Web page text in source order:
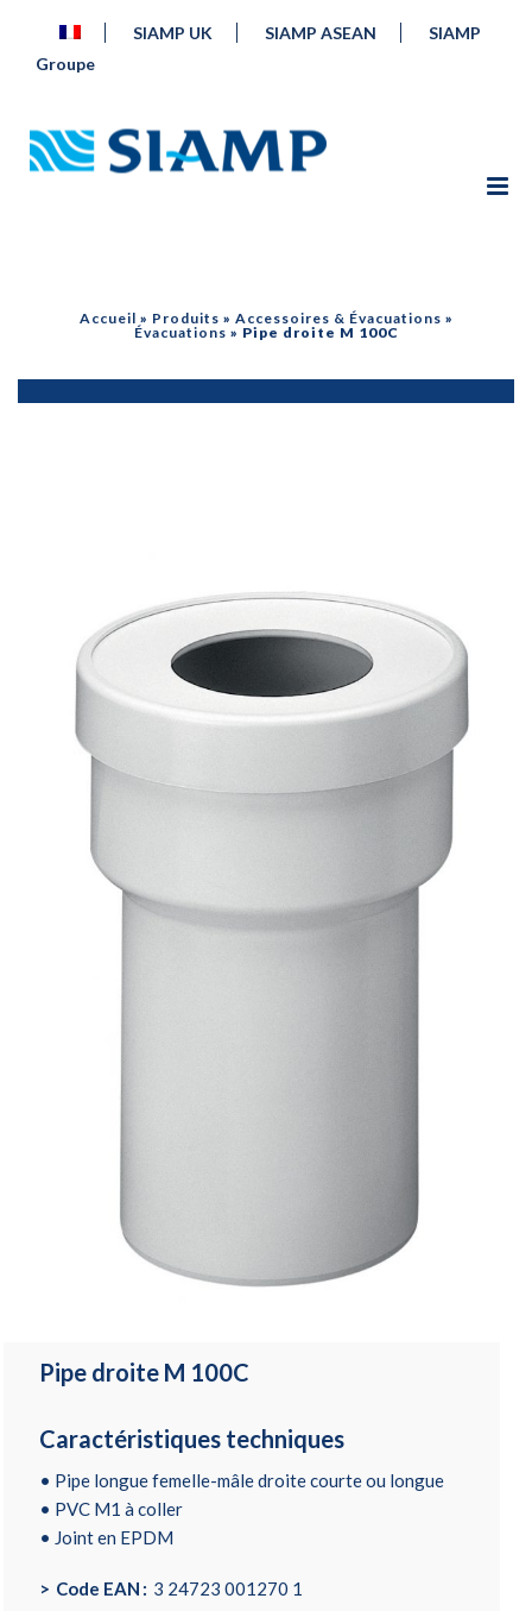
SIAMP UK SIAMP ASEAN
SIAMP
Groupe
Accueil » Produits » Accessoires & Évacuations »
Évacuations » Pipe droite M 100C
Pipe droite M 100C
Caractéristiques techniques
• Pipe longue femelle-mâle droite courte ou longue
• PVC M1 à coller
• Joint en EPDM
Code EAN 3 24723 001270 1